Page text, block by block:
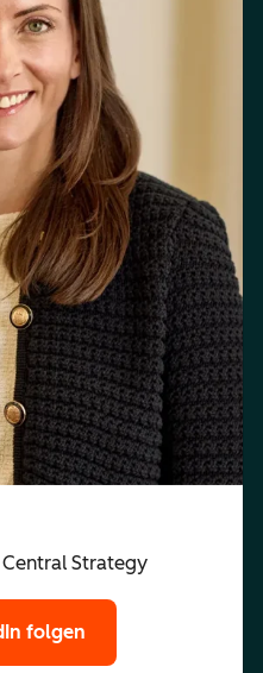
Strategy
folgen